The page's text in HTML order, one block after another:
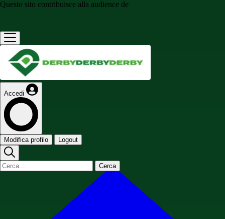
Questo sito contribuisce alla audience de
Accedi
Modifica profilo Logout
Cerca